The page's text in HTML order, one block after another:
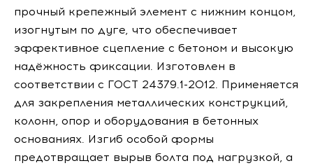
прочный крепежный элемент с нижним концом,
изогнутым по дуге, что обеспечивает
эффективное сцепление с бетоном и высокую
надёжность фиксации. Изготовлен в
соответствии с ГОСТ 24379.1-2012. Применяется
для закрепления металлических конструкций,
колонн, опор и оборудования в бетонных
основаниях. Изгиб особой формы
предотвращает вырыв болта под нагрузкой, а